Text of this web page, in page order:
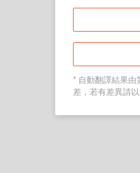
* 自動翻譯結果由
差，若有差異請以